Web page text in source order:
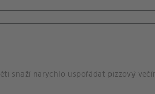
snaží narychlo uspořádat pizzový